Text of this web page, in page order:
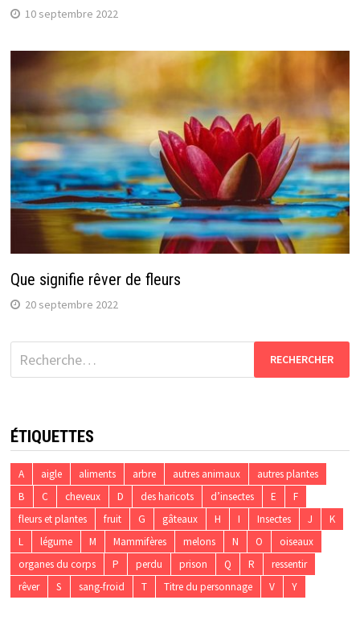
10 septembre 2022
Que signifie rêver de fleurs
20 septembre 2022
Rechercher :
ÉTIQUETTES
A aigle aliments arbre autres animaux
autres plantes
B
C cheveux D des haricots d’insectes E
F
fleurs et plantes
fruit G gâteaux H I Insectes J
K
L
légume M Mammifères melons N O
oiseaux
organes du corps
P perdu prison Q R
ressentir
rêver
S sang-froid T Titre du personnage V Y